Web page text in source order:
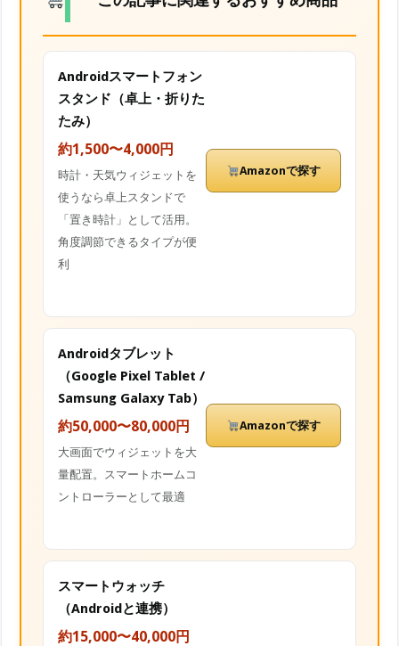
Androidスマートフォン
スタンド（卓上・折りた
たみ）
約1,500〜4,000円
時計・天気ウィジェットを
使うなら卓上スタンドで
「置き時計」として活用。
角度調節できるタイプが便
利
Amazonで探す
Androidタブレット
（Google Pixel Tablet /
Samsung Galaxy Tab）
約50,000〜80,000円
大画面でウィジェットを大
量配置。スマートホームコ
ントローラーとして最適
Amazonで探す
スマートウォッチ
（Androidと連携）
約15,000〜40,000円